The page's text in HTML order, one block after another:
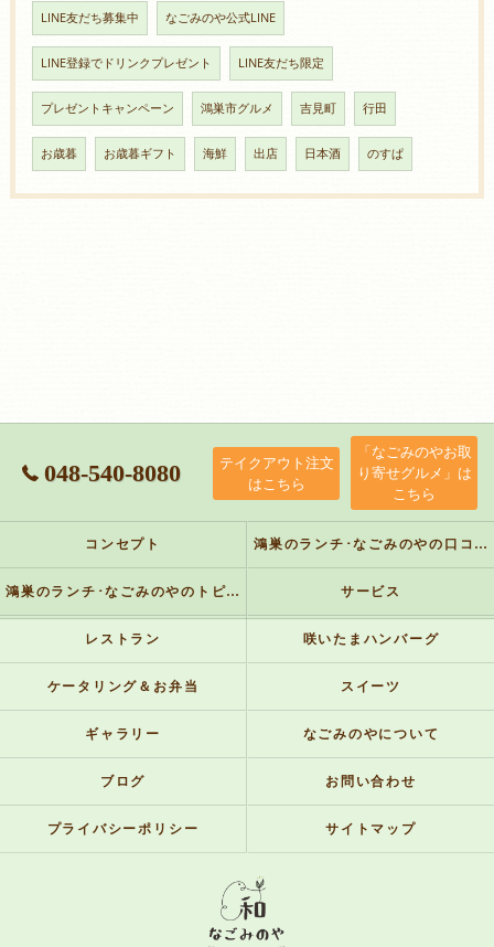
LINE友だち募集中 なごみのや公式LINE
LINE登録でドリンクプレゼント LINE友だち限定
プレゼントキャンペーン 鴻巣市グルメ 吉見町 行田
お歳暮 お歳暮ギフト 海鮮 出店 日本酒 のすぱ
048-540-8080
テイクアウト注文
はこちら
「なごみのやお取
り寄せグルメ」は
こちら
コンセプト 鴻巣のランチ･なごみのやの口コミ情報
鴻巣のランチ･なごみのやのトピックス サービス
レストラン 咲いたまハンバーグ
ケータリング＆お弁当 スイーツ
ギャラリー なごみのやについて
ブログ お問い合わせ
プライバシーポリシー サイトマップ